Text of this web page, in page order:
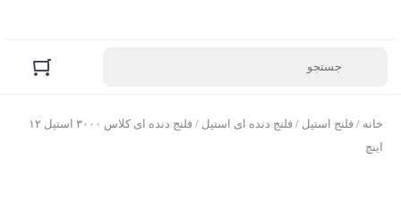
خانه / فلنج استیل / فلنج دنده ای استیل
/ فلنج دنده‌ ای کلاس ۳۰۰۰ استیل ۱۲
اینچ